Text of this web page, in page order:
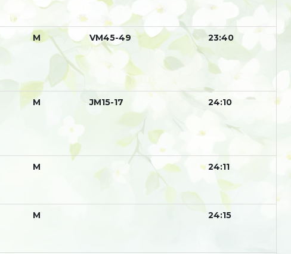
М VM45-49 23:40
М JM15-17 24:10
М 24:11
М 24:15